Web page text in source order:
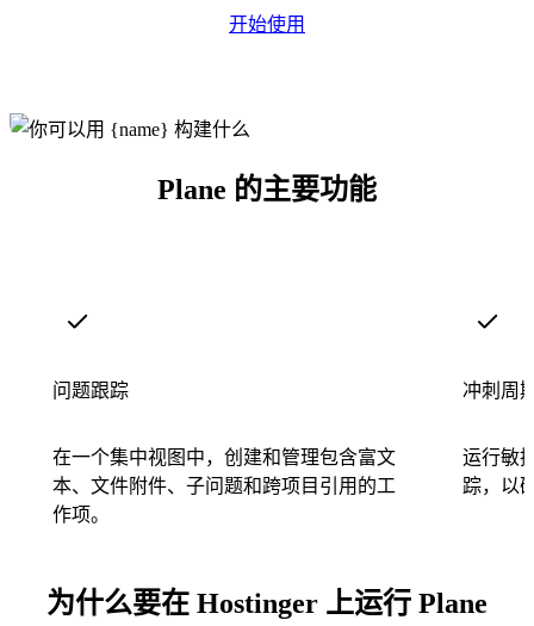
开始使用
Plane 的主要功能
问题跟踪
在一个集中视图中，创建和管理包含富文
本、文件附件、子问题和跨项目引用的工
作项。
冲刺周
运行敏
踪，以
为什么要在 Hostinger 上运行 Plane